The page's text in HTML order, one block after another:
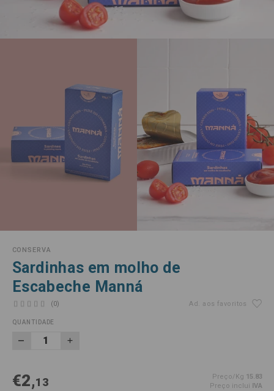
CONSERVA
Sardinhas em molho de
Escabeche Manná
(0) Ad. aos favoritos
QUANTIDADE
€2,13 Preço/Kg 15.83
Preço inclui IVA